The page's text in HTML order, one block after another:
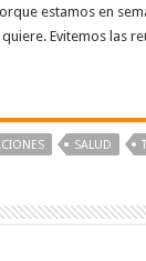
estamos en
Evitemos las
SALUD